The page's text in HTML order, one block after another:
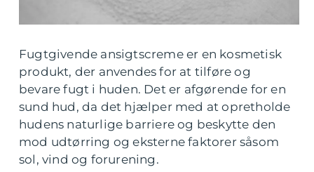
Fugtgivende ansigtscreme er en kosmetisk
produkt, der anvendes for at tilføre og
bevare fugt i huden. Det er afgørende for en
sund hud, da det hjælper med at opretholde
hudens naturlige barriere og beskytte den
mod udtørring og eksterne faktorer såsom
sol, vind og forurening.